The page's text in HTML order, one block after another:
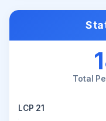
Total
LCP 21